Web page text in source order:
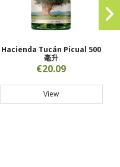
Hacienda Tucán Picual 500
毫升
€20.09
View